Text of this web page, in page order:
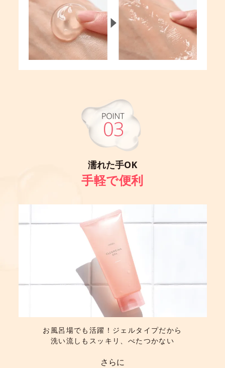
濡れた手OK
手軽で便利
お風呂場でも活躍！ジェルタイプだから
洗い流しもスッキリ、べたつかない
さらに